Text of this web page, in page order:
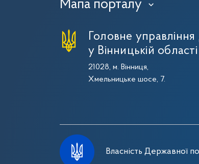
Мапа порталу ›
Головне
у Вінницькій області
21028, м. Вінниця,
Хмельницьке шосе, 7.
Власність Державної